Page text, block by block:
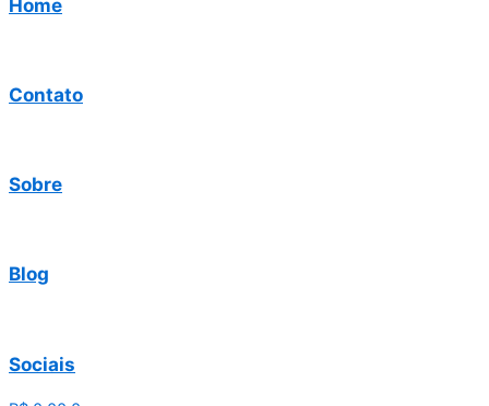
Home
Contato
Sobre
Blog
Sociais